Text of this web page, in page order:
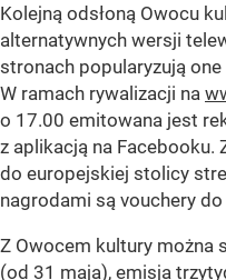
Kolejną odsłoną Owocu
alternatywnych wersji
stronach popularyzują
W ramach rywalizacji na
o 17.00 emitowana jest
z aplikacją na Facebooku.
do europejskiej stolicy
nagrodami są vouchery do
Z Owocem kultury można
(od 31 maja), emisja